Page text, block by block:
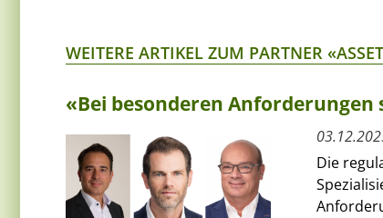
WEITERE ARTIKEL ZUM PARTNER
«Bei besonderen Anforderungen
Die